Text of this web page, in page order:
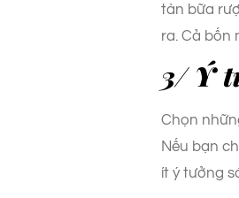
tàn bữa
ra. Cả bốn
3/ Ý
Chọn
Nếu bạn
ít ý tưởng